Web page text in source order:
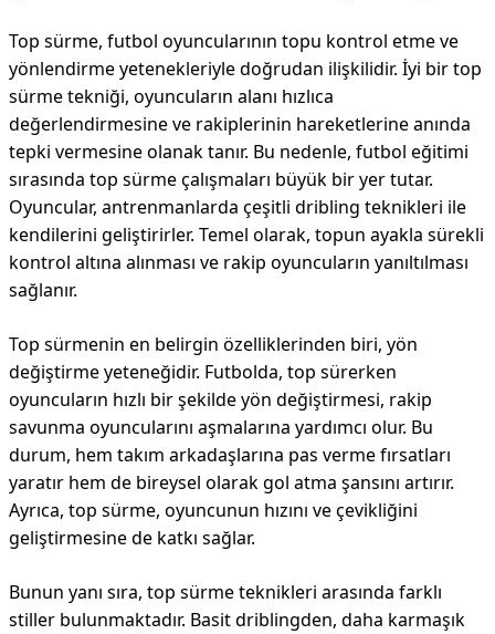
Top sürme, futbol oyuncularının topu kontrol etme ve
yönlendirme yetenekleriyle doğrudan ilişkilidir. İyi bir top
sürme tekniği, oyuncuların alanı hızlıca
değerlendirmesine ve rakiplerinin hareketlerine anında
tepki vermesine olanak tanır. Bu nedenle, futbol eğitimi
sırasında top sürme çalışmaları büyük bir yer tutar.
Oyuncular, antrenmanlarda çeşitli dribling teknikleri ile
kendilerini geliştirirler. Temel olarak, topun ayakla sürekli
kontrol altına alınması ve rakip oyuncuların yanıltılması
sağlanır.
Top sürmenin en belirgin özelliklerinden biri, yön
değiştirme yeteneğidir. Futbolda, top sürerken
oyuncuların hızlı bir şekilde yön değiştirmesi, rakip
savunma oyuncularını aşmalarına yardımcı olur. Bu
durum, hem takım arkadaşlarına pas verme fırsatları
yaratır hem de bireysel olarak gol atma şansını artırır.
Ayrıca, top sürme, oyuncunun hızını ve çevikliğini
geliştirmesine de katkı sağlar.
Bunun yanı sıra, top sürme teknikleri arasında farklı
stiller bulunmaktadır. Basit driblingden, daha karmaşık